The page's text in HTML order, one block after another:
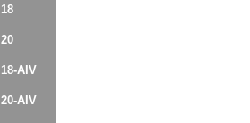
АIV
АIV